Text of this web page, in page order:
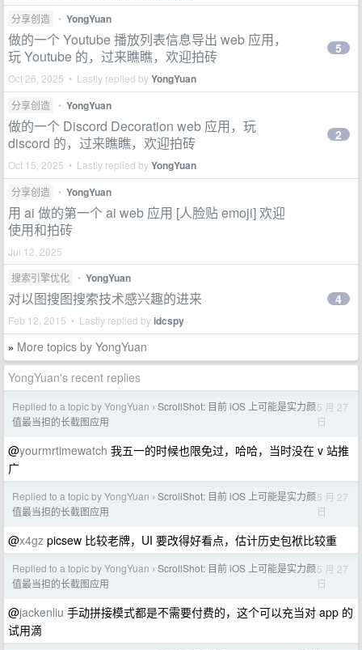
分享创造 • YongYuan
做的一个 Youtube 播放列表信息导出 web 应用，
玩 Youtube 的，过来瞧瞧，欢迎拍砖
Oct 26, 2025 • Lastly replied byYongYuan
5
分享创造 • YongYuan
做的一个 Discord Decoration web 应用，玩
discord 的，过来瞧瞧，欢迎拍砖
Oct 15, 2025 • Lastly replied byYongYuan
2
分享创造 • YongYuan
用 ai 做的第一个 ai web 应用 [人脸贴 emoji] 欢迎
使用和拍砖
Jul 12, 2025
搜索引擎优化
• YongYuan
对以图搜图搜索技术感兴趣的进来
Feb 12, 2015 • Lastly replied byidcspy
4
» More topics by YongYuan
YongYuan's recent replies
Replied to a topic by YongYuan › ScrollShot: 目前 iOS 上可能是实力颜
值最当担的长截图应用
5 月 27
日
@yourmrtimewatch 我五一的时候也限免过，哈哈，当时没在 v 站推
广
Replied to a topic by YongYuan › ScrollShot: 目前 iOS 上可能是实力颜
值最当担的长截图应用
5 月 27
日
@x4gz picsew 比较老牌，UI 要改得好看点，估计历史包袱比较重
Replied to a topic by YongYuan › ScrollShot: 目前 iOS 上可能是实力颜
值最当担的长截图应用
5 月 27
日
@jackenliu 手动拼接模式都是不需要付费的，这个可以充当对 app 的
试用滴